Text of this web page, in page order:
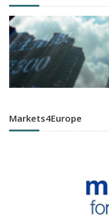
Markets4Europe